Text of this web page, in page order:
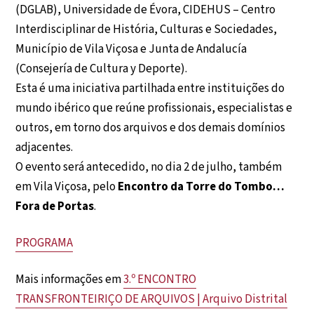
(DGLAB), Universidade de Évora, CIDEHUS – Centro
Interdisciplinar de História, Culturas e Sociedades,
Município de Vila Viçosa e Junta de Andalucía
(Consejería de Cultura y Deporte).
Esta é uma iniciativa partilhada entre instituições do
mundo ibérico que reúne profissionais, especialistas e
outros, em torno dos arquivos e dos demais domínios
adjacentes.
O evento será antecedido, no dia 2 de julho, também
em Vila Viçosa, peloEncontro da Torre do Tombo…
Fora de Portas.
PROGRAMA
Mais informações em3.º ENCONTRO
TRANSFRONTEIRIÇO DE ARQUIVOS | Arquivo Distrital